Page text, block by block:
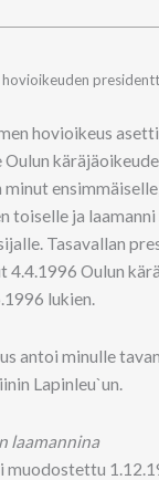
hovioikeus
Oulun
minut
toiselle ja
Tasavallan
Oulun
lukien.
antoi minulle
Lapinleu`un.
laamannina
muodostettu